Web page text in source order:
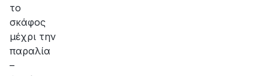
το
σκάφος
μέχρι την
παραλία
–